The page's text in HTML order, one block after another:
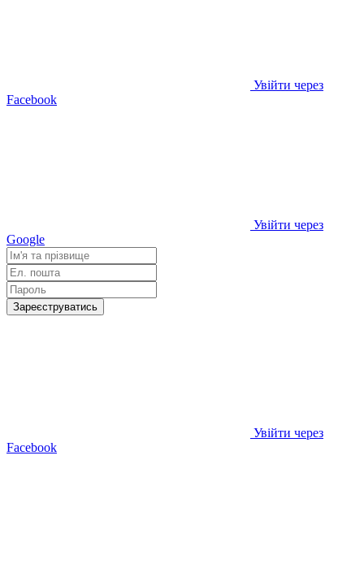
Увійти через
Facebook
Увійти через
Google
Зареєструватись
Увійти через
Facebook